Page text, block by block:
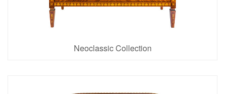
9 Articoli
Neoclassic Collection